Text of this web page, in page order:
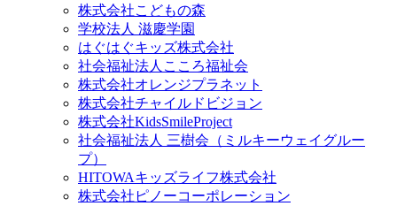
株式会社こどもの森
学校法人 滋慶学園
はぐはぐキッズ株式会社
社会福祉法人こころ福祉会
株式会社オレンジプラネット
株式会社チャイルドビジョン
株式会社KidsSmileProject
社会福祉法人 三樹会（ミルキーウェイグルー
プ）
HITOWAキッズライフ株式会社
株式会社ピノーコーポレーション